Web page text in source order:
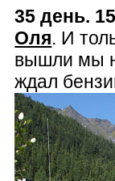
35 день.
Оля. И
вышли мы
ждал